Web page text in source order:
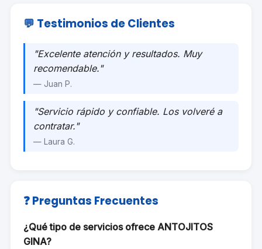
💬 Testimonios de Clientes
"Excelente atención y resultados. Muy
recomendable."
— Juan P.
"Servicio rápido y confiable. Los volveré a
contratar."
— Laura G.
❓ Preguntas Frecuentes
¿Qué tipo de servicios ofrece ANTOJITOS
GINA?